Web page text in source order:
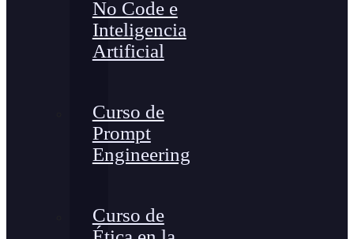
No Code e
Inteligencia
Artificial
Curso de
Prompt
Engineering
Curso de